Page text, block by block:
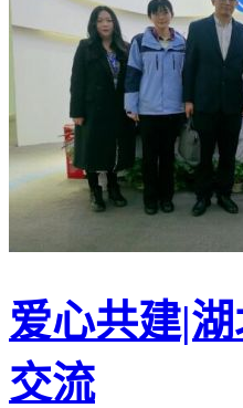
爱心共建|
交流